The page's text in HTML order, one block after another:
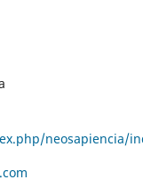
neosapiencia/